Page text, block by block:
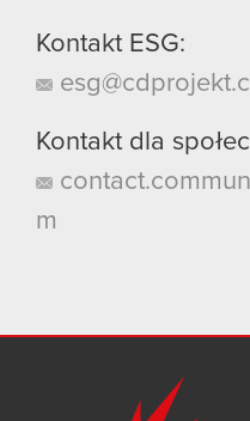
Kontakt ESG:
Kontakt dla
m